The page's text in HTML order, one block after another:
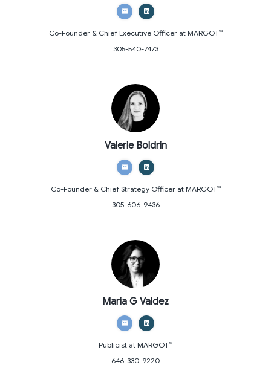
Co-Founder & Chief Executive Officerat MARGOT™
305-540-7473
Valerie Boldrin
Co-Founder & Chief Strategy Officerat MARGOT™
305-606-9436
Maria G Valdez
Publicist at MARGOT™
646-330-9220